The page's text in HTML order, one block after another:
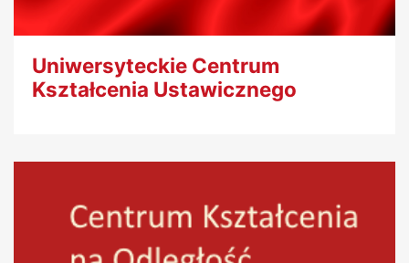
Uniwersyteckie Centrum
Kształcenia Ustawicznego